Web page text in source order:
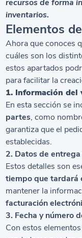
recursos de forma
inventarios.
Elementos
Ahora que conoces
cuáles son los
estos apartados
para facilitar la
1. Información del
En esta sección se
partes, como
garantiza que el
establecidas.
2. Datos de
Estos detalles son
tiempo que tardará
mantener la
facturación
3. Fecha y número
Con estos